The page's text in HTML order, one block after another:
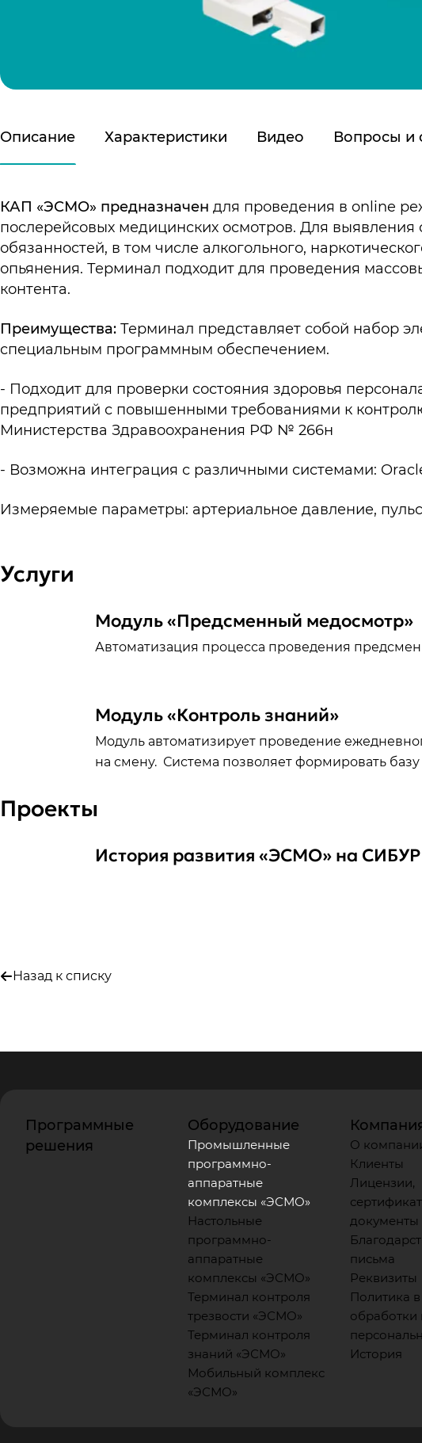
Описание Характеристики Видео Вопросы и
КАП «ЭСМО» предназначен для проведения в online
послерейсовых медицинских осмотров. Для
обязанностей, в том числе алкогольного,
опьянения. Терминал подходит для проведения
контента.
Преимущества: Терминал представляет собой набор
специальным программным обеспечением.
- Подходит для проверки состояния здоровья
предприятий с повышенными требованиями к
Министерства Здравоохранения РФ № 266н
- Возможна интеграция с различными системами:
Измеряемые параметры: артериальное давление,
Услуги
Модуль «Предсменный медосмотр»
Автоматизация процесса проведения
Модуль «Контроль знаний»
Модуль автоматизирует проведение
на смену. Система позволяет формировать
Проекты
История развития «ЭСМО» на
Назад к списку
Программные
решения
Оборудование
Промышленные
программно-
аппаратные
комплексы «ЭСМО»
Настольные
программно-
аппаратные
комплексы «ЭСМО»
Терминал контроля
трезвости «ЭСМО»
Терминал контроля
знаний «ЭСМО»
Мобильный комплекс
«ЭСМО»
О
Клиенты
Лицензии,
документы
письма
Реквизиты
Политика
обработки
История